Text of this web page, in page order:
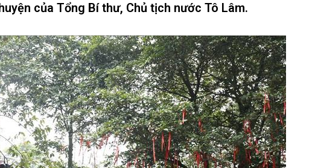
của Tổng Bí thư, Chủ tịch nước Tô Lâm.